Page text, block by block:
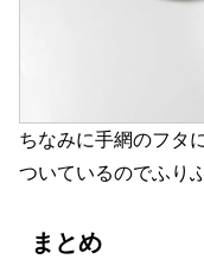
ちなみに手網のフタ
ついているのでふり
まとめ